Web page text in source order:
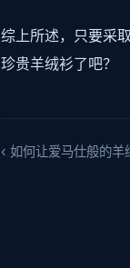
综上所述，只要采
珍贵羊绒衫了吧？
‹ 如何让爱马仕般的羊